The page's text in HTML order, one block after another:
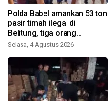
Polda Babel amankan 53 ton
pasir timah ilegal di
Belitung, tiga orang
ditangkap
Selasa, 4 Agustus 2026